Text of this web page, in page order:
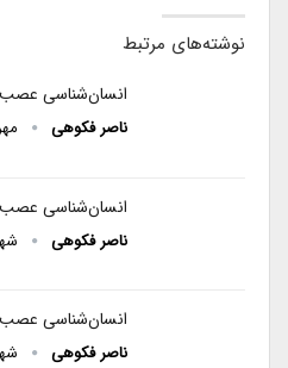
نوشته‌های مرتبط
انسان‌شناسی
ناصر فکوهی مهر ۸, ۱۴۰۴
انسان‌شناسی
ناصر فکوهی شهریور
انسان‌شناسی
ناصر فکوهی شهریور